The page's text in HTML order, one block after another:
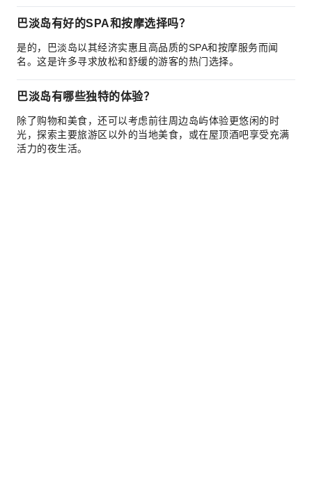
巴淡岛有好的SPA和按摩选择吗？
是的，巴淡岛以其经济实惠且高品质的SPA和按摩服务而闻
名。这是许多寻求放松和舒缓的游客的热门选择。
巴淡岛有哪些独特的体验？
除了购物和美食，还可以考虑前往周边岛屿体验更悠闲的时
光，探索主要旅游区以外的当地美食，或在屋顶酒吧享受充满
活力的夜生活。